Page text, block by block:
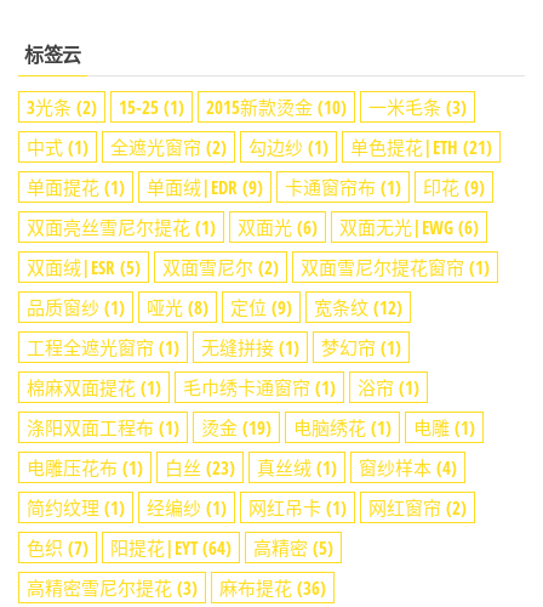
标签云
3光条 (2) 15-25 (1) 2015新款烫金 (10) 一米毛条 (3)
中式 (1) 全遮光窗帘 (2) 勾边纱 (1) 单色提花|ETH (21)
单面提花 (1) 单面绒|EDR (9) 卡通窗帘布 (1) 印花 (9)
双面亮丝雪尼尔提花 (1) 双面光 (6) 双面无光|EWG (6)
双面绒|ESR (5) 双面雪尼尔 (2) 双面雪尼尔提花窗帘 (1)
品质窗纱 (1) 哑光 (8) 定位 (9) 宽条纹 (12)
工程全遮光窗帘 (1) 无缝拼接 (1) 梦幻帘 (1)
棉麻双面提花 (1) 毛巾绣卡通窗帘 (1) 浴帘 (1)
涤阳双面工程布 (1) 烫金 (19) 电脑绣花 (1) 电雕 (1)
电雕压花布 (1) 白丝 (23) 真丝绒 (1) 窗纱样本 (4)
简约纹理 (1) 经编纱 (1) 网红吊卡 (1) 网红窗帘 (2)
色织 (7) 阳提花|EYT(64) 高精密 (5)
高精密雪尼尔提花 (3) 麻布提花 (36)